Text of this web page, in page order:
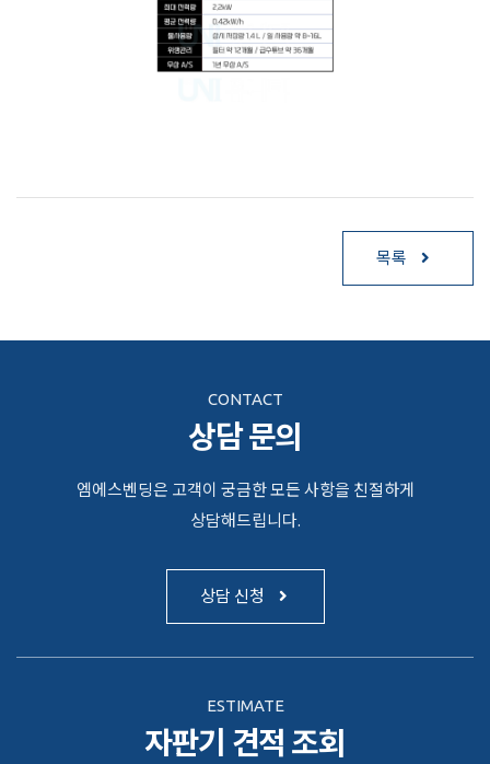
목록
CONTACT
상담 문의
엠에스벤딩은 고객이 궁금한 모든 사항을 친절하게
상담해드립니다.
상담 신청
ESTIMATE
자판기 견적 조회